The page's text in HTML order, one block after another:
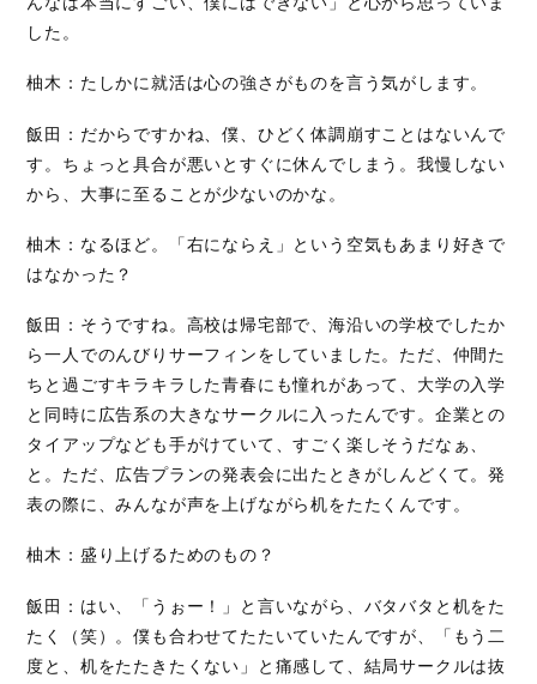
した。
柚木：たしかに就活は心の強さがものを言う気がします。
飯田：だからですかね、僕、ひどく体調崩すことはないんで
す。ちょっと具合が悪いとすぐに休んでしまう。我慢しない
から、大事に至ることが少ないのかな。
柚木：なるほど。「右にならえ」という空気もあまり好きで
はなかった？
飯田：そうですね。高校は帰宅部で、海沿いの学校でしたか
ら一人でのんびりサーフィンをしていました。ただ、仲間た
ちと過ごすキラキラした青春にも憧れがあって、大学の入学
と同時に広告系の大きなサークルに入ったんです。企業との
タイアップなども手がけていて、すごく楽しそうだなぁ、
と。ただ、広告プランの発表会に出たときがしんどくて。発
表の際に、みんなが声を上げながら机をたたくんです。
柚木：盛り上げるためのもの？
飯田：はい、「うぉー！」と言いながら、バタバタと机をた
たく（笑）。僕も合わせてたたいていたんですが、「もう二
度と、机をたたきたくない」と痛感して、結局サークルは抜